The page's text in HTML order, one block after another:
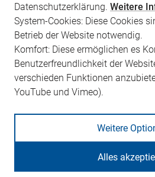
Vereinbarung zur
koordinierten
Versorgung
Informationsblatt
Palliativmedizin
Datenschutzerklärung. Weitere
System-Cookies: Diese Cookies
Betrieb der Website notwendig.
Komfort: Diese ermöglichen es
Benutzerfreundlichkeit der
verschieden Funktionen
YouTube und Vimeo).
Weitere
Alles